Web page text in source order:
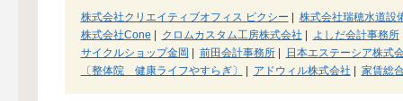
株式会社クリエイティブオフィス ピクシー
株式会社瑞穂水道設
株式会社Cone
クロムカスタム工房株式会社 よしだ会計事務所
サイクルショップ金岡
前田会計事務所|
日本エステーシア株式
〔整体院 健康ライフやすらぎ〕
アドウィル株式会社 家賃総